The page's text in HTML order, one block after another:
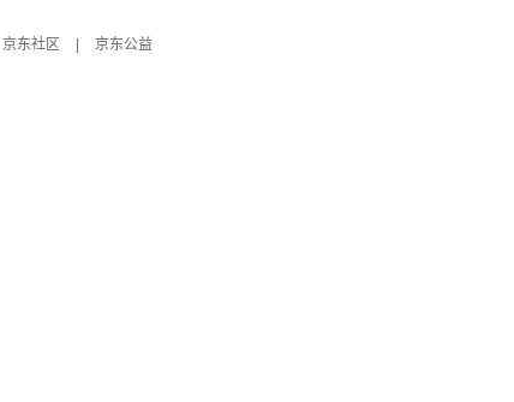
京东社区
京东公益